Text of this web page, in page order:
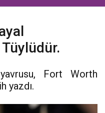
Fort Worth
yazdı.